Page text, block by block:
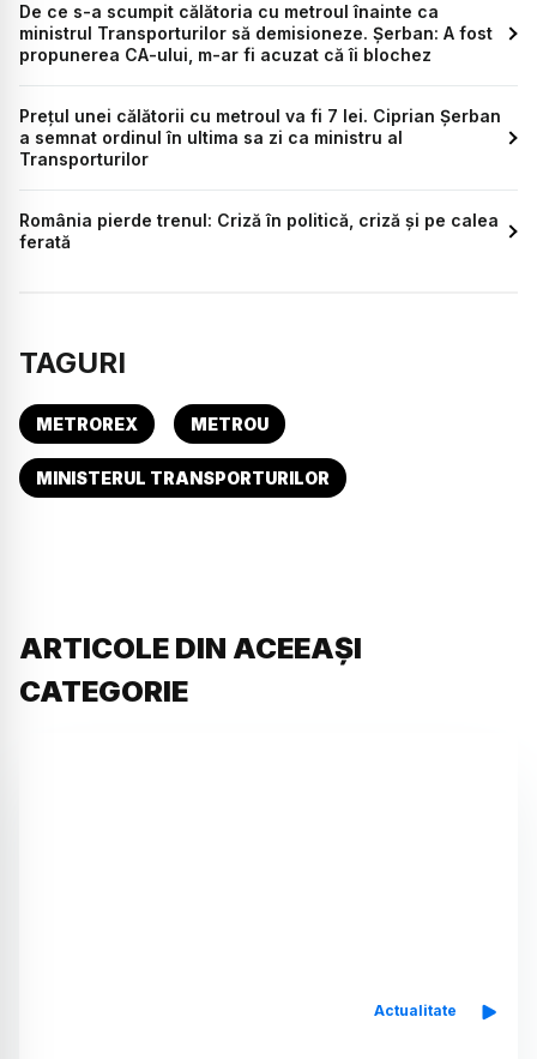
De ce s-a scumpit călătoria cu metroul înainte ca
ministrul Transporturilor să demisioneze. Șerban: A fost
propunerea CA-ului, m-ar fi acuzat că îi blochez
Prețul unei călătorii cu metroul va fi 7 lei. Ciprian Șerban
a semnat ordinul în ultima sa zi ca ministru al
Transporturilor
România pierde trenul: Criză în politică, criză și pe calea
ferată
TAGURI
METROREX METROU
MINISTERUL TRANSPORTURILOR
ARTICOLE DIN ACEEAȘI
CATEGORIE
Actualitate